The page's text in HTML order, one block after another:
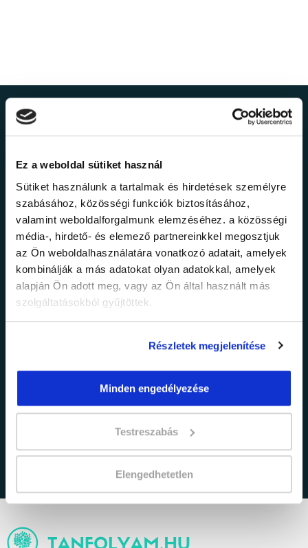
Ez a weboldal sütiket használ
Sütiket használunk a tartalmak és hirdetések személyre
szabásához, közösségi funkciók biztosításához,
valamint weboldalforgalmunk elemzéséhez. a közösségi
média-, hirdető- és elemező partnereinkkel megosztjuk
az Ön weboldalhasználatára vonatkozó adatait, amelyek
kombinálják a más adatokat olyan adatokkal, amelyek
alapján Ön adott meg, vagy az Ön által használt más
szolgáltatásokból gyűjtöttek.
Részletek megjelenítése
Minden engedélyezése
Testreszabás
Elengedhetetlen
Ne maradj le a
legfrissebb
információkról!
Értesülj elsőként legújabb tanfolyamainkról,
legfrissebb híreinkről és időszakos
promócióinkról.
adatkezelési tájékoztatóban
foglaltakat.